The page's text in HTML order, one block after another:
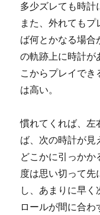
多少ズレても時計
また、外れても
ば何とかなる場合
の軌跡上に時計が
こからプレイでき
は高い。
慣れてくれば、左
ば、次の時計が見
どこかに引っかか
度は思い切って先
し、あまりに早く
ロールが間に合